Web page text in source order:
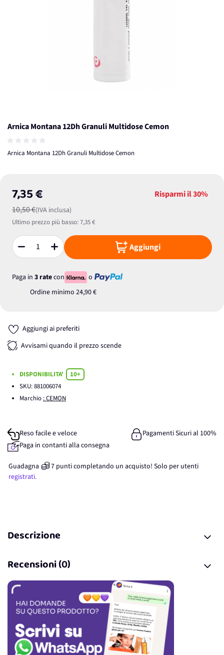
Arnica Montana 12Dh Granuli Multidose Cemon
Arnica Montana 12Dh Granuli Multidose Cemon
7,35 €
10,50 €(IVA inclusa)
Risparmi il30%
Ultimo prezzo più basso:7,35 €
Quantità Aggiungi
Paga in 3 ratecon
o
Ordine minimo 24,90 €
Aggiungi ai preferiti
Avvisami quando il prezzo scende
DISPONIBILITA'
10+
SKU:881006074
Marchio : CEMON
Reso facile e veloce
Pagamenti Sicuri al 100%
Paga in contanti alla consegna
Guadagna 7 punticompletando un acquisto! Solo per utenti
registrati.
Descrizione
Recensioni (0)